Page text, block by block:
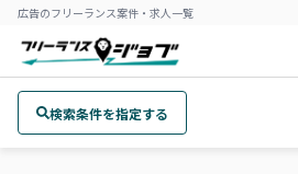
広告のフリーランス案件・求人一覧
検索条件を指定する